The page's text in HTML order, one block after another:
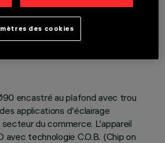
encastré au plafond avec trou
applications d'éclairage
du commerce. L'appareil
avec technologie C.O.B. (Chip on
des cookies